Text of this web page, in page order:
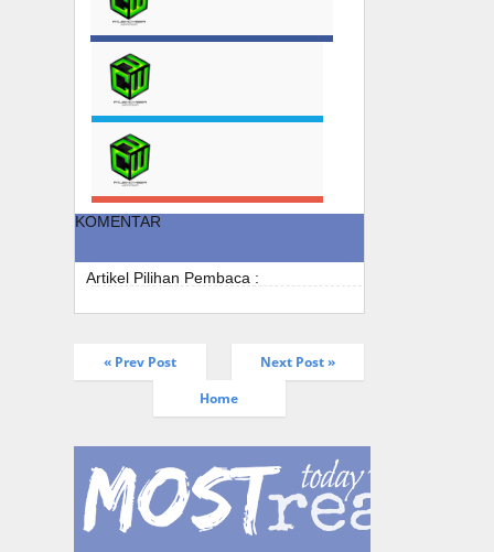
KOMENTAR
Artikel Pilihan Pembaca :
« Prev Post
Next Post »
Home